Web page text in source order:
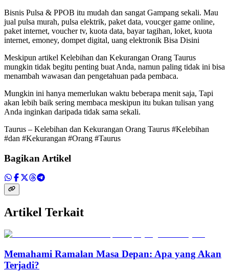
Bisnis Pulsa & PPOB itu mudah dan sangat Gampang sekali. Mau
jual pulsa murah, pulsa elektrik, paket data, voucger game online,
paket internet, voucher tv, kuota data, bayar tagihan, loket, kuota
internet, emoney, dompet digital, uang elektronik Bisa Disini
Meskipun artikel Kelebihan dan Kekurangan Orang Taurus
mungkin tidak begitu penting buat Anda, namun paling tidak ini bisa
menambah wawasan dan pengetahuan pada pembaca.
Mungkin ini hanya memerlukan waktu beberapa menit saja, Tapi
akan lebih baik sering membaca meskipun itu bukan tulisan yang
Anda inginkan daripada tidak sama sekali.
Taurus – Kelebihan dan Kekurangan Orang Taurus #Kelebihan
#dan #Kekurangan #Orang #Taurus
Bagikan Artikel
Artikel Terkait
Memahami Ramalan Masa Depan: Apa yang Akan
Terjadi?